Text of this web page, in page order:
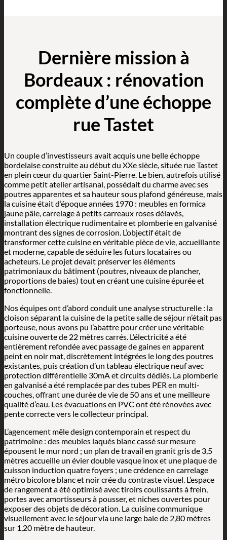
Dernière mission à
Bordeaux : rénovation
complète d’une échoppe
rue Tastet
Un couple d’investisseurs avait acquis une belle échoppe
bordelaise construite au début du XXe siècle, située rue Tastet
en plein cœur du quartier Saint-Pierre. Le bien, autrefois utilisé
comme petit atelier artisanal, possédait du charme avec ses
poutres apparentes et sa hauteur sous plafond généreuse, mais
la cuisine était d’époque années 1970 : meubles en formica
jaune pâle, carrelage à petits carreaux roses délavés,
installation électrique rudimentaire et plomberie en galvanisé
montrant des signes de corrosion. L’objectif était de
transformer cette cuisine en véritable pièce de vie, accueillante
et moderne, capable de séduire les futurs locataires ou
acheteurs. Le projet devait préserver les éléments
patrimoniaux du bâtiment (poutres, niveaux de plancher,
proportions de baies) tout en créant une cuisine épurée et
fonctionnelle.
Nos équipes ont d’abord conduit une analyse structurelle : la
cloison séparant la cuisine de la petite salle de séjour n’était pas
porteuse, nous avons pu l’abattre pour créer une véritable
cuisine ouverte de 22 mètres carrés. L’électricité a été
entièrement refondée avec passage de gaines en apparent
peint en noir mat, discrètement intégrées le long des poutres
existantes, puis création d’un tableau électrique neuf avec
protection différentielle 30mA et circuits dédiés. La plomberie
en galvanisé a été remplacée par des tubes PER en multi-
couches, offrant une durée de vie de 50 ans et une meilleure
qualité d’eau. Les évacuations en PVC ont été rénovées avec
pente correcte vers le collecteur principal.
L’agencement mêle design contemporain et respect du
patrimoine : des meubles laqués blanc cassé sur mesure
épousent le mur nord ; un plan de travail en granit gris de 3,5
mètres accueille un évier double vasque inox et une plaque de
cuisson induction quatre foyers ; une crédence en carrelage
métro bicolore blanc et noir crée du contraste visuel. L’espace
de rangement a été optimisé avec tiroirs coulissants à frein,
portes avec amortisseurs à pousser, et niches ouvertes pour
exposer des objets de décoration. La cuisine communique
visuellement avec le séjour via une large baie de 2,80 mètres
sur 1,20 mètre de hauteur.